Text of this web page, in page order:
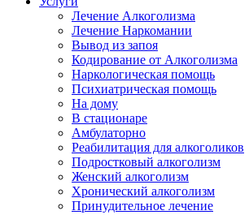
Лечение Алкоголизма
Лечение Наркомании
Вывод из запоя
Кодирование от Алкоголизма
Наркологическая помощь
Психиатрическая помощь
На дому
В стационаре
Амбулаторно
Реабилитация для алкоголиков
Подростковый алкоголизм
Женский алкоголизм
Хронический алкоголизм
Принудительное лечение